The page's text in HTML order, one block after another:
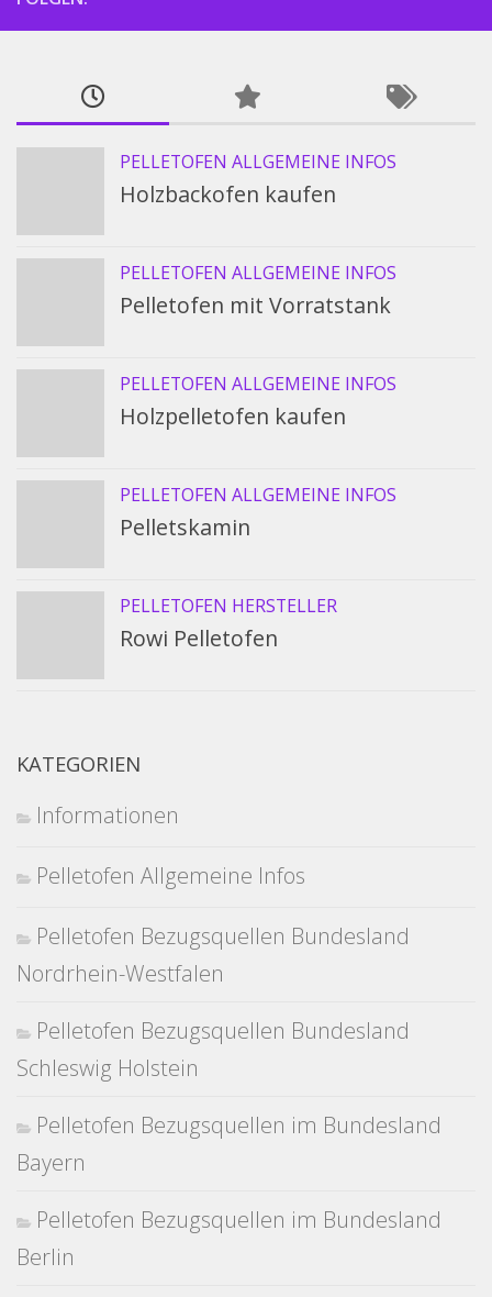
PELLETOFEN ALLGEMEINE INFOS
Holzbackofen kaufen
PELLETOFEN ALLGEMEINE INFOS
Pelletofen mit Vorratstank
PELLETOFEN ALLGEMEINE INFOS
Holzpelletofen kaufen
PELLETOFEN ALLGEMEINE INFOS
Pelletskamin
PELLETOFEN HERSTELLER
Rowi Pelletofen
KATEGORIEN
Informationen
Pelletofen Allgemeine Infos
Pelletofen Bezugsquellen Bundesland
Nordrhein-Westfalen
Pelletofen Bezugsquellen Bundesland
Schleswig Holstein
Pelletofen Bezugsquellen im Bundesland
Bayern
Pelletofen Bezugsquellen im Bundesland
Berlin